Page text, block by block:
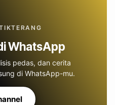
WhatsApp
pedas, dan cerita
di WhatsApp-mu.